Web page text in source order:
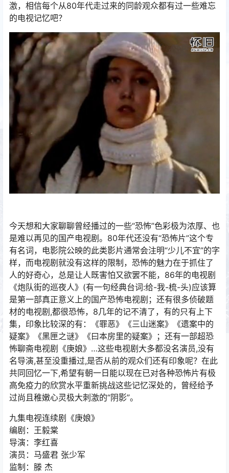
激，相信每个从80年代走过来的同龄观众都有过一些难忘
的电视记忆吧？
今天想和大家聊聊曾经播过的一些“恐怖”色彩极为浓厚、也
是难以再见的国产电视剧。80年代还没有“恐怖片”这个专
有名词，电影院公映的此类影片通常会注明“少儿不宜”的字
样，而电视剧就没有这样的限制，恐怖的魅力在于抓住了
人的好奇心，总是让人既害怕又欲罢不能，86年的电视剧
《炮队街的巡夜人》(有一句经典台词:给-我-梳-头)应该算
是第一部真正意义上的国产恐怖电视剧；还有很多侦破题
材的电视剧,都很恐怖，8几年的记不清了，有的只有上下
集，印象比较深的有：《罪恶》《三山迷案》《遗案中的
疑案》《黑匣之谜》《曰本房里的疑案》；还有一部超恐
怖聊斋电视剧《庚娘》…这些电视剧大多都没名演员,没有
名导演,甚至没重播过,是否从前的观众们还有印象呢？在此
共同回忆一下,希望有朝一日能以现在已对各种恐怖片有极
高免疫力的欣赏水平重新挑战这些记忆深处的，曾经给予
过尚且稚嫩心灵极大刺激的“阴影”。
九集电视连续剧《庚娘》
编剧：王毅棠
导演：李红喜
演员：马盛君 张少军
监制：滕 杰